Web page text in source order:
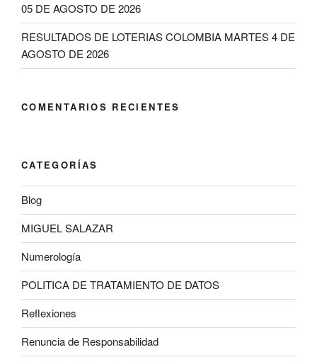
05 DE AGOSTO DE 2026
RESULTADOS DE LOTERIAS COLOMBIA MARTES 4 DE
AGOSTO DE 2026
COMENTARIOS RECIENTES
CATEGORÍAS
Blog
MIGUEL SALAZAR
Numerología
POLITICA DE TRATAMIENTO DE DATOS
Reflexiones
Renuncia de Responsabilidad